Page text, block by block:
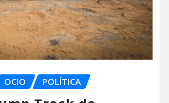
OCIO POLÍTICA